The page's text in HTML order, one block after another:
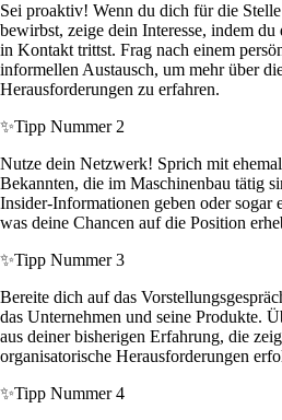
Sei proaktiv! Wenn du dich für die
bewirbst, zeige dein Interesse, indem
in Kontakt trittst. Frag nach einem
informellen Austausch, um mehr über
Herausforderungen zu erfahren.
✨Tipp Nummer 2
Nutze dein Netzwerk! Sprich mit
Bekannten, die im Maschinenbau tätig
Insider-Informationen geben oder sogar
was deine Chancen auf die Position
✨Tipp Nummer 3
Bereite dich auf das
das Unternehmen und seine Produkte.
aus deiner bisherigen Erfahrung, die
organisatorische Herausforderungen
✨Tipp Nummer 4